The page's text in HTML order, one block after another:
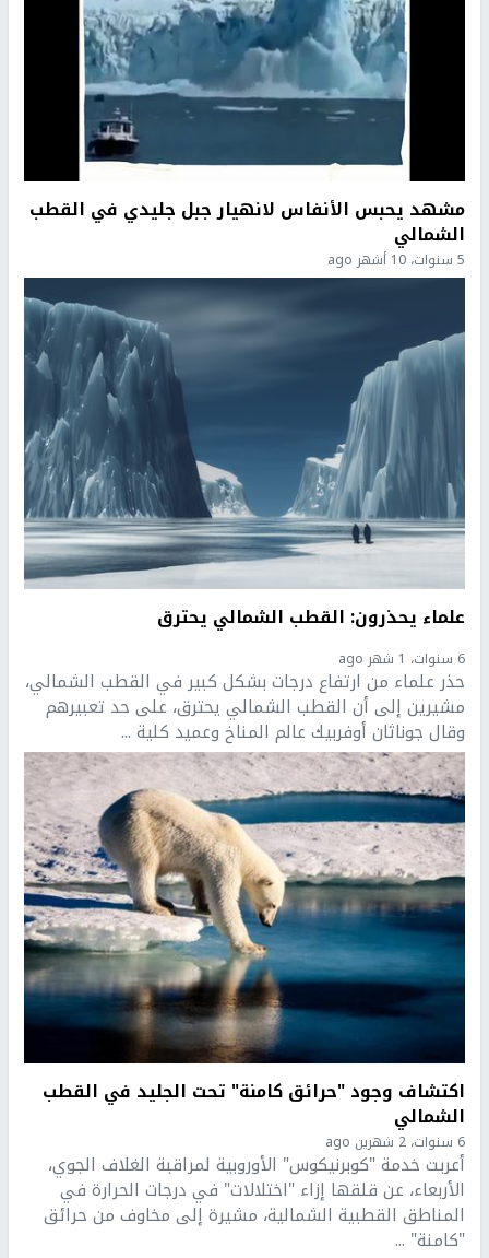
مشهد يحبس الأنفاس لانهيار جبل جليدي في القطب
الشمالي
5 سنوات، 10 أشهر ago
علماء يحذرون: القطب الشمالي يحترق
6 سنوات، 1 شهر ago
حذر علماء من ارتفاع درجات بشكل كبير في القطب الشمالي،
مشيرين إلى أن القطب الشمالي يحترق، على حد تعبيرهم
وقال جوناثان أوفربيك عالم المناخ وعميد كلية ...
اكتشاف وجود "حرائق كامنة" تحت الجليد في القطب
الشمالي
6 سنوات، 2 شهرين ago
أعربت خدمة "كوبرنيكوس" الأوروبية لمراقبة الغلاف الجوي،
الأربعاء، عن قلقها إزاء "اختلالات" في درجات الحرارة في
المناطق القطبية الشمالية، مشيرة إلى مخاوف من حرائق
"كامنة" ...